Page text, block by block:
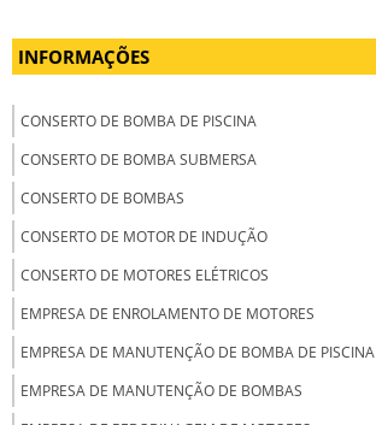
INFORMAÇÕES
CONSERTO DE BOMBA DE PISCINA
CONSERTO DE BOMBA SUBMERSA
CONSERTO DE BOMBAS
CONSERTO DE MOTOR DE INDUÇÃO
CONSERTO DE MOTORES ELÉTRICOS
EMPRESA DE ENROLAMENTO DE MOTORES
EMPRESA DE MANUTENÇÃO DE BOMBA DE PISCINA
EMPRESA DE MANUTENÇÃO DE BOMBAS